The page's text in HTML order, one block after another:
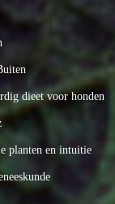
dieet voor honden
planten en intuitie